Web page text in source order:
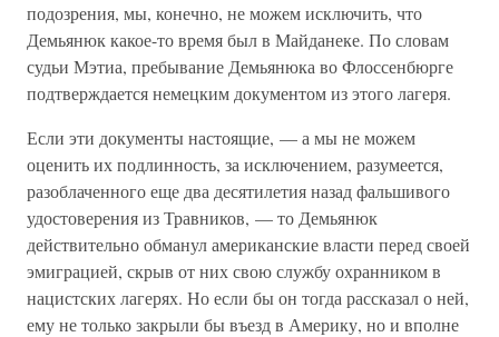
подозрения, мы, конечно, не можем исключить, что
Демьянюк какое-то время был в Майданеке. По словам
судьи Мэтиа, пребывание Демьянюка во Флоссенбюрге
подтверждается немецким документом из этого лагеря.
Если эти документы настоящие, — а мы не можем
оценить их подлинность, за исключением, разумеется,
разоблаченного еще два десятилетия назад фальшивого
удостоверения из Травников, — то Демьянюк
действительно обманул американские власти перед своей
эмиграцией, скрыв от них свою службу охранником в
нацистских лагерях. Но если бы он тогда рассказал о ней,
ему не только закрыли бы въезд в Америку, но и вполне